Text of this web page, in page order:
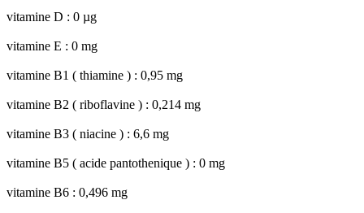
vitamine D : 0 µg
vitamine E : 0 mg
vitamine B1 ( thiamine ) : 0,95 mg
vitamine B2 ( riboflavine ) : 0,214 mg
vitamine B3 ( niacine ) : 6,6 mg
vitamine B5 ( acide pantothenique ) : 0 mg
vitamine B6 : 0,496 mg